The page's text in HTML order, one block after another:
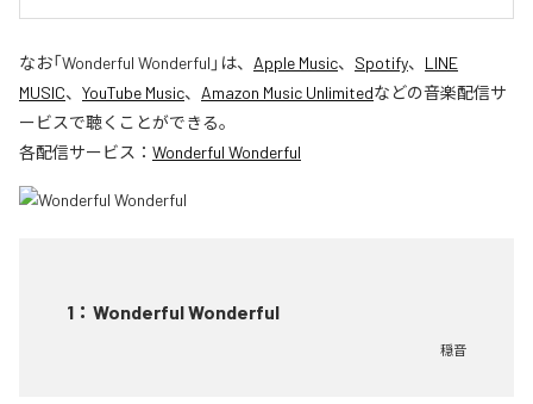
なお「Wonderful Wonderful 」は、 Apple Music、 Spotify、 LINE
MUSIC、 YouTube Music、 Amazon Music Unlimitedなどの音楽配信サ
ービスで聴くことができる。
各配信サービス： Wonderful Wonderful
1 ： Wonderful Wonderful
穏音